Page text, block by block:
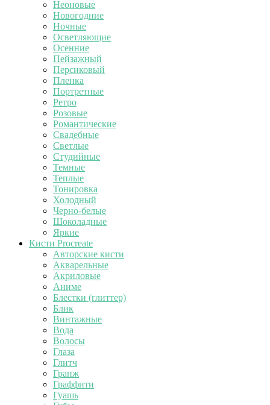
Неоновые
Новогодние
Ночные
Осветляющие
Осенние
Пейзажный
Персиковый
Пленка
Портретные
Ретро
Розовые
Романтические
Свадебные
Светлые
Студийные
Темные
Теплые
Тонировка
Холодный
Черно-белые
Шоколадные
Яркие
Кисти Procreate
Авторские кисти
Акварельные
Акриловые
Аниме
Блестки (глиттер)
Блик
Винтажные
Вода
Волосы
Глаза
Глитч
Гранж
Граффити
Гуашь